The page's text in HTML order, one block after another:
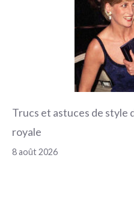
Trucs et astuces de style
royale
8 août 2026